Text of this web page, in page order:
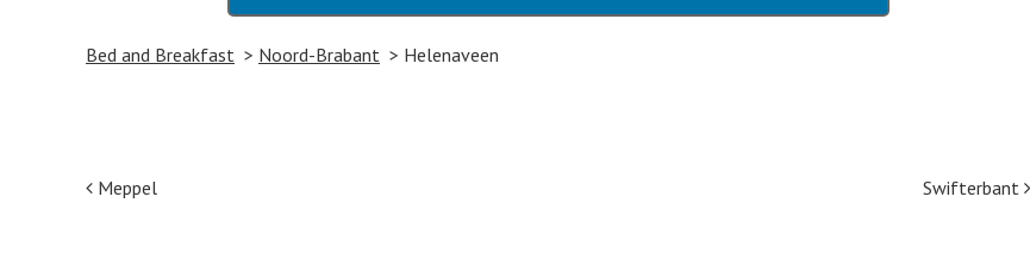
Bed and Breakfast Noord-Brabant Helenaveen
Post navigation
Meppel Swifterbant